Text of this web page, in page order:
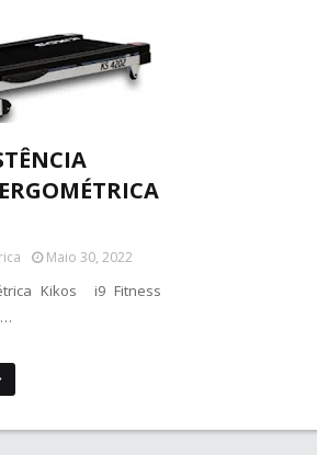
Maio 30, 2022
Kikos i9 Fitness